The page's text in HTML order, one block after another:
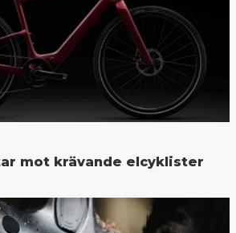
mot krävande elcyklister